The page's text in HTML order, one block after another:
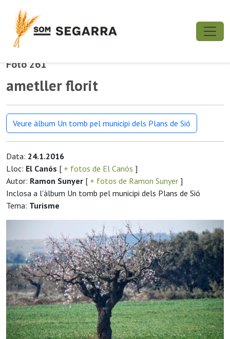
Foto 261
ametller florit
Veure àlbum Un tomb pel municipi dels Plans de Sió
Data: 24.1.2016
Lloc: El Canós [ + fotos de El Canós ]
Autor: Ramon Sunyer [ + fotos de Ramon Sunyer ]
Inclosa a l'àlbum Un tomb pel municipi dels Plans de Sió
Tema: Turisme